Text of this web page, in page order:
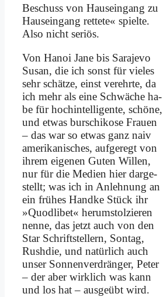
Be­schuss von Haus­ein­gang zu
Haus­ein­gang ret­te­te« spiel­te.
Al­so nicht se­ri­ös.
Von Ha­noi Ja­ne bis Sa­ra­je­vo
Su­san, die ich sonst für vie­les
sehr schät­ze, einst ver­ehr­te, da
ich mehr als ei­ne Schwä­che ha­
be für hoch­in­tel­li­gen­te, schö­ne,
und et­was bur­schi­ko­se Frau­en
– das war so et­was ganz na­iv
ame­ri­ka­ni­sches, auf­ge­regt von
ih­rem ei­ge­nen Gu­ten Wil­len,
nur für die Me­di­en hier dar­ge­
stellt; was ich in An­leh­nung an
ein frü­hes Hand­ke Stück ihr
»Quod­li­bet« her­um­stol­zie­ren
nen­ne, das jetzt auch von den
Star Schrift­stel­lern, Son­tag,
Rush­die, und na­tür­lich auch
un­ser Son­nen­ver­drän­ger, Pe­ter
– der aber wirk­lich was kann
und los hat – aus­ge­übt wird.